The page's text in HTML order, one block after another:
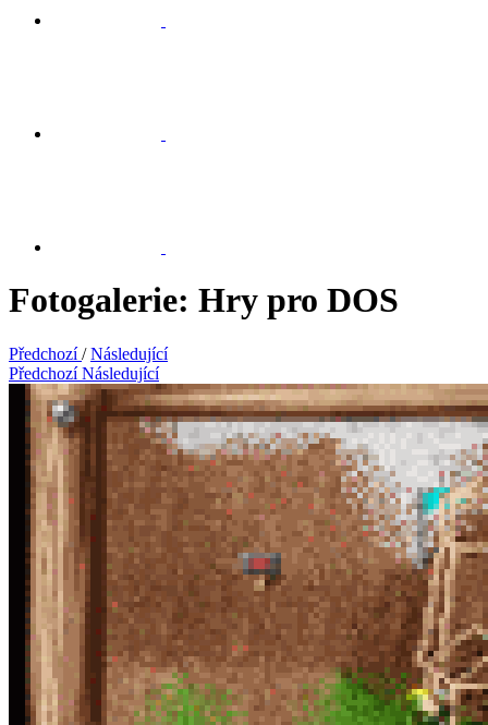
Fotogalerie: Hry pro DOS
Předchozí / Následující
Předchozí Následující